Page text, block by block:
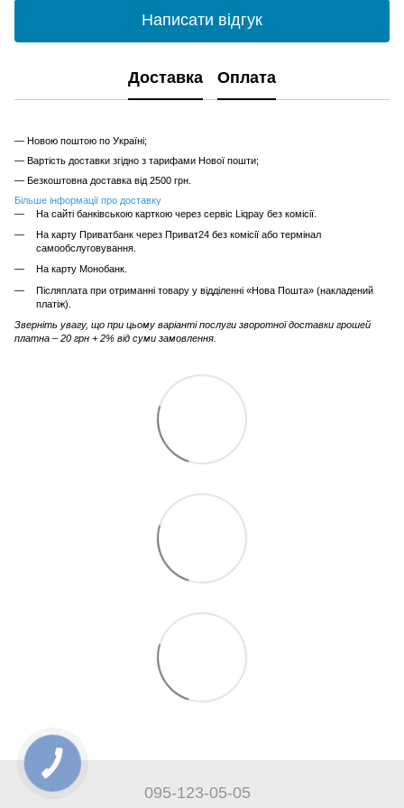
Написати відгук
Доставка Оплата
— Новою поштою по Україні;
— Вартість доставки згідно з тарифами Нової пошти;
— Безкоштовна доставка від 2500 грн.
Більше інформації про доставку
На сайті банківською карткою через сервіс Liqpay без комісії.
На карту Приватбанк через Приват24 без комісії або термінал
самообслуговування.
На карту Монобанк.
Післяплата при отриманні товару у відділенні «Нова Пошта» (накладений
платіж).
Зверніть увагу, що при цьому варіанті послуги зворотної доставки грошей
платна – 20 грн + 2% від суми замовлення.
095-123-05-05